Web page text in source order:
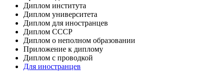
Диплом института
Диплом университета
Диплом для иностранцев
Диплом СССР
Диплом о неполном образовании
Приложение к диплому
Диплом с проводкой
Для иностранцев